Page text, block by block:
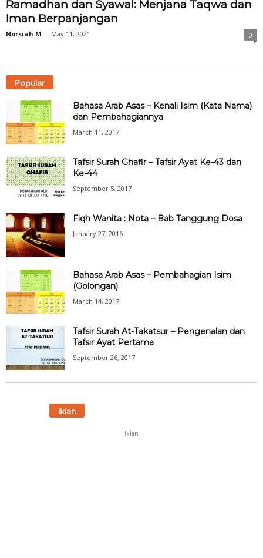
Ramadhan dan Syawal: Menjana Taqwa dan
Iman Berpanjangan
Norsiah M - May 11, 2021 0
Popular
Bahasa Arab Asas – Kenali Isim (Kata Nama)
dan Pembahagiannya
March 11, 2017
Tafsir Surah Ghafir – Tafsir Ayat Ke-43 dan
Ke-44
September 5, 2017
Fiqh Wanita : Nota – Bab Tanggung Dosa
January 27, 2016
Bahasa Arab Asas – Pembahagian Isim
(Golongan)
March 14, 2017
Tafsir Surah At-Takatsur – Pengenalan dan
Tafsir Ayat Pertama
September 26, 2017
Iklan
Iklan